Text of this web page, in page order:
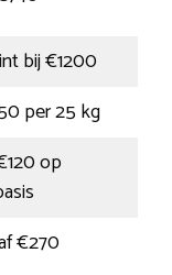
bij €1200
per 25 kg
op
€270